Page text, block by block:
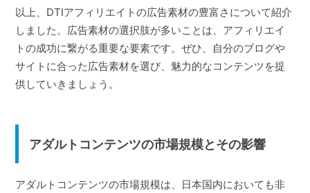
以上、DTIアフィリエイトの広告素材の豊富さについて紹介
しました。広告素材の選択肢が多いことは、アフィリエイ
トの成功に繋がる重要な要素です。ぜひ、自分のブログや
サイトに合った広告素材を選び、魅力的なコンテンツを提
供していきましょう。
アダルトコンテンツの市場規模とその影響
アダルトコンテンツの市場規模は、日本国内においても非